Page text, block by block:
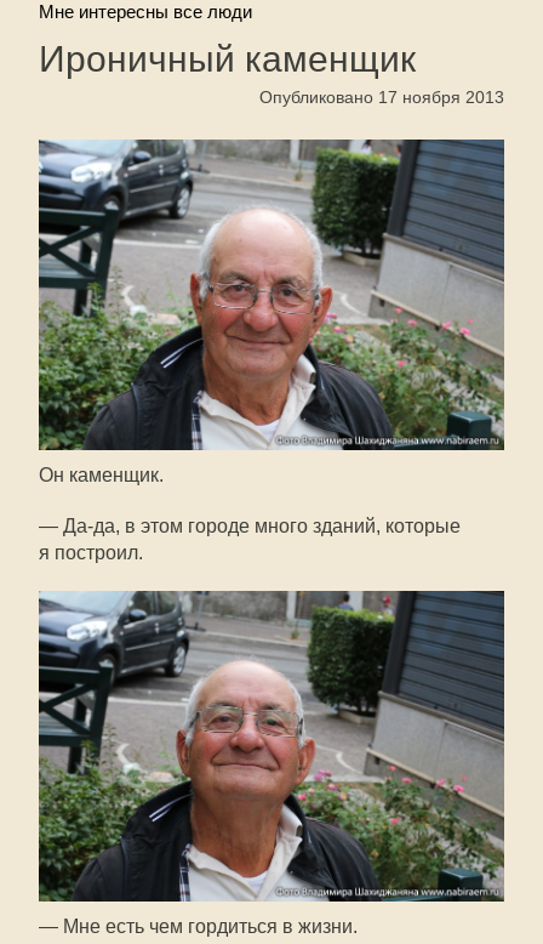
Мне интересны все люди
Ироничный каменщик
Опубликовано 17 ноября 2013
Он каменщик.
— Да-да, в этом городе много зданий, которые
я построил.
— Мне есть чем гордиться в жизни.